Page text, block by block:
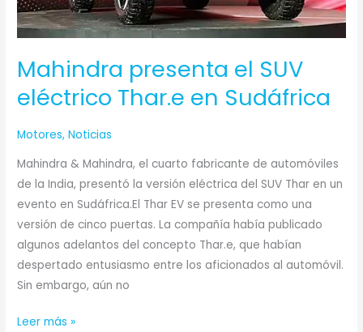
Mahindra presenta el SUV
eléctrico Thar.e en Sudáfrica
Motores,Noticias
Mahindra & Mahindra, el cuarto fabricante de automóviles
de la India, presentó la versión eléctrica del SUV Thar en un
evento en Sudáfrica.El Thar EV se presenta como una
versión de cinco puertas. La compañía había publicado
algunos adelantos del concepto Thar.e, que habían
despertado entusiasmo entre los aficionados al automóvil.
Sin embargo, aún no
Leer más »